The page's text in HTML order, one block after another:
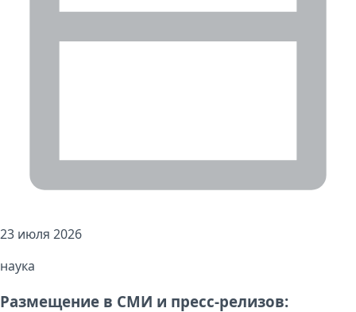
23 июля 2026
наука
Размещение в СМИ и пресс-релизов: